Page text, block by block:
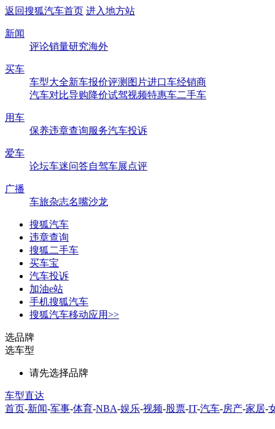
返回搜狐汽车首页 进入地方站
新闻
评论销量研究海外
买车
车型大全新车报价评测 图片进口车经销商
汽车对比导购降价试驾视频特惠车二手车
用车
保养违章查询服务汽车投诉
爱车
论坛车迷问答自驾车展点评
广播
车旅杂志名嘴沙龙
搜狐汽车
违章查询
搜狐二手车
买车宝
汽车投诉
加油e站
手机搜狐汽车
搜狐汽车移动应用>>
选品牌
选车型
请先选择品牌
车型直达
首页-新闻-军事-体育-NBA-娱乐-视频-股票-IT-汽车-房产-家居-